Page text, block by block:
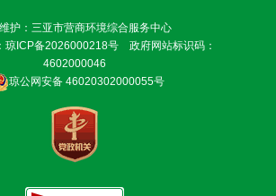
护：三亚市营商环境综合服务中心
琼ICP备2026000218号
政府网站标识码：
4602000046
琼公网安备 46020302000055号